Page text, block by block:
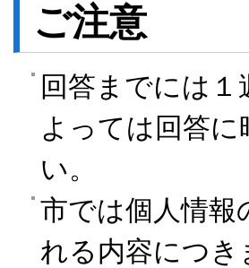
ご注意
回答までには
よっては回答
い。
市では個人情報
れる内容につ